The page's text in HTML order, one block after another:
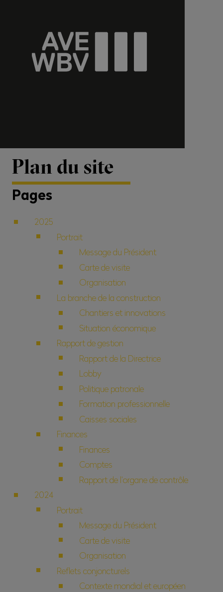
Plan du site
Pages
2025
Portrait
Message du Président
Carte de visite
Organisation
La branche de la construction
Chantiers et innovations
Situation économique
Rapport de gestion
Rapport de la Directrice
Lobby
Politique patronale
Formation professionnelle
Caisses sociales
Finances
Finances
Comptes
Rapport de l’organe de contrôle
2024
Portrait
Message du Président
Carte de visite
Organisation
Reflets conjoncturels
Contexte mondial et européen